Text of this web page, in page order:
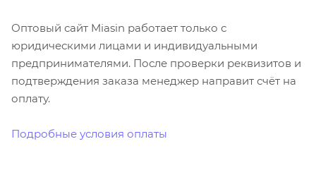
Оптовый сайт Miasin работает только с
юридическими лицами и индивидуальными
предпринимателями. После проверки реквизитов и
подтверждения заказа менеджер направит счёт на
оплату.
Подробные условия оплаты